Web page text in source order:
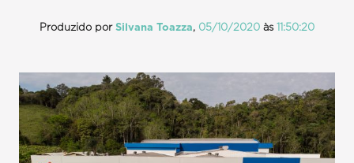
Produzido por Silvana Toazza, 05/10/2020às 11:50:20